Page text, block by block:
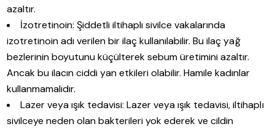
azaltır.
İzotretinoin: Şiddetli iltihaplı sivilce vakalarında
izotretinoin adı verilen bir ilaç kullanılabilir. Bu ilaç yağ
bezlerinin boyutunu küçülterek sebum üretimini azaltır.
Ancak bu ilacın ciddi yan etkileri olabilir. Hamile kadınlar
kullanmamalıdır.
Lazer veya ışık tedavisi: Lazer veya ışık tedavisi, iltihaplı
sivilceye neden olan bakterileri yok ederek ve cildin